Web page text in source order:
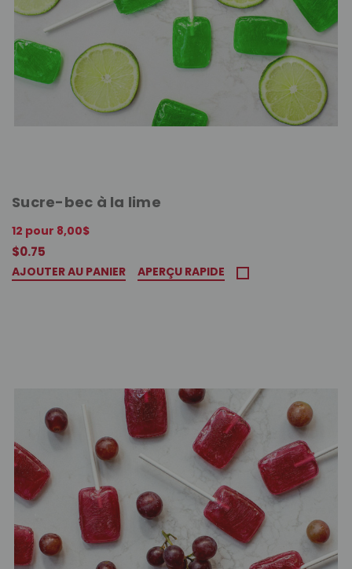
Sucre-bec à la lime
12 pour 8,00$
$0.75
AJOUTER AU PANIER APERÇU RAPIDE